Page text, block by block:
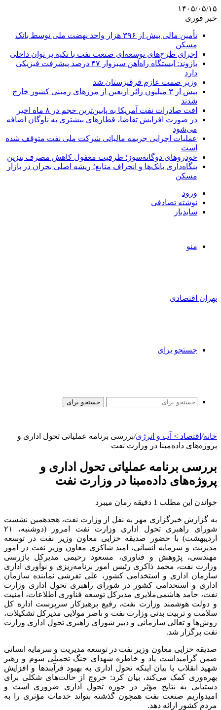
۱۴۰۵/۰۵/۱۵
خبر فوری
تأمین مالی بیش از ۳۹۶ هزار واحد نهضت ملی توسط بانک
مسکن
اجرای طرح‌های توسعه‌ای صنعت نفت با تکیه بر توان داخلی
بازوند: ایستگاه راه‌آهن سبزوار ۴۷ درصد پیشرفت فیزیکی
دارد
وزیر صمت عازم قرقیزستان شد
بیش از ۳ میلیون زائر اربعین از مرزهای زمینی کشور خارج
شدند
افت صادرات نفت آمریکا به پایین‌ترین حجم در ۸ ماه اخیر
در صورت افزایش تقاضا، قطارهای بیشتری به ناوگان اضافه
می‌شود
عملیات اجرایی جریمه مالیاتی شرکت ملی نفت متوقف شده
است
خودروهای دوگانه‌سوز؛ ظرفیت مغفول کاهش مصرف بنزین
بنگاه‌داری بانک‌ها و انحراف منابع؛ ریشه اصلی بحران در بازار
مسکن
ورود
نوشته تصادفی
سایدبار
منو
تهران اقتصادی
جستجو برای
جستجو برای
خانه/ اقتصاد > آب و انرژی/بررسی برنامه عملیاتی تحول اداری و
پروژه‌های داده‌مبنا در وزارت نفت
بررسی برنامه عملیاتی تحول اداری و
پروژه‌های داده‌مبنا در وزارت نفت
خواندن این مطلب 1 دقیقه زمان میبرد
به گزارش خبرگزاری مهر به نقل از وزارت نفت، هجدهمین نشست
شورای راهبری تحول اداری وزارت نفت امروز (دوشنبه، ۲۱
اردیبهشت) با حضور صدیقه خزایی معاون وزیر نفت در توسعه
مدیریت و سرمایه انسانی، امید شاکری معاون وزیر نفت در امور
مهندسی، پژوهش و فناوری، مسعود رحیمی مدیرکل بازرسی
وزارت نفت، محمد ذاکری رئیس امور برنامه‌ریزی و نوآوری اداری
سازمان اداری و استخدامی کشور، علی تفرشی نماینده سازمان
اداری و استخدامی کشور در شورای راهبری تحول اداری وزارت
نفت، حامد هاشمی‌ملایری مدیرکل توسعه فناوری اطلاعات، امنیت
و دولت هوشمند وزارت نفت، رفیع پرهیزکار سرپرست اداره کل
سلامت و تربیت بدنی وزارت نفت و ناصر مولایی مدیرکل تشکیلات،
روش‌ها و تعالی سازمانی و دبیر شورای راهبری تحول اداری وزارت
نفت برگزار شد.
صدیقه خزایی معاون وزیر نفت در توسعه مدیریت و سرمایه انسانی
ضمن گرامیداشت یاد و خاطره شهدای جنگ تحمیلی سوم و رهبر
شهید انقلاب با بیان اینکه تحول اداری به بهبود فرآیندها و افزایش
بهره‌وری کمک می‌کند، بیان کرد: خروج از حالت‌های شکلی برای
دستیابی به نتایج مؤثر در حوزه تحول اداری ضروری است و
امیدواریم صنعت نفت همچون گذشته بتواند خدمات مؤثری را به
مردم کشور ارائه دهد.